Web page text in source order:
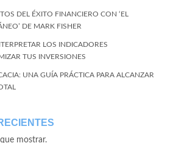
DEL ÉXITO FINANCIERO CON ‘EL
DE MARK FISHER
LOS INDICADORES
TUS INVERSIONES
UNA GUÍA PRÁCTICA PARA ALCANZAR
mostrar.